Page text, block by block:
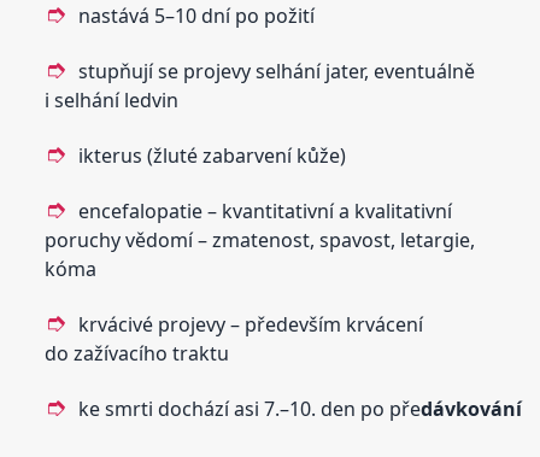
nastává 5–10 dní po požití
stupňují se projevy selhání jater, eventuálně
i selhání ledvin
ikterus (žluté zabarvení kůže)
encefalopatie – kvantitativní a kvalitativní
poruchy vědomí – zmatenost, spavost, letargie,
kóma
krvácivé projevy – především krvácení
do zažívacího traktu
ke smrti dochází asi 7.–10. den po předávkování